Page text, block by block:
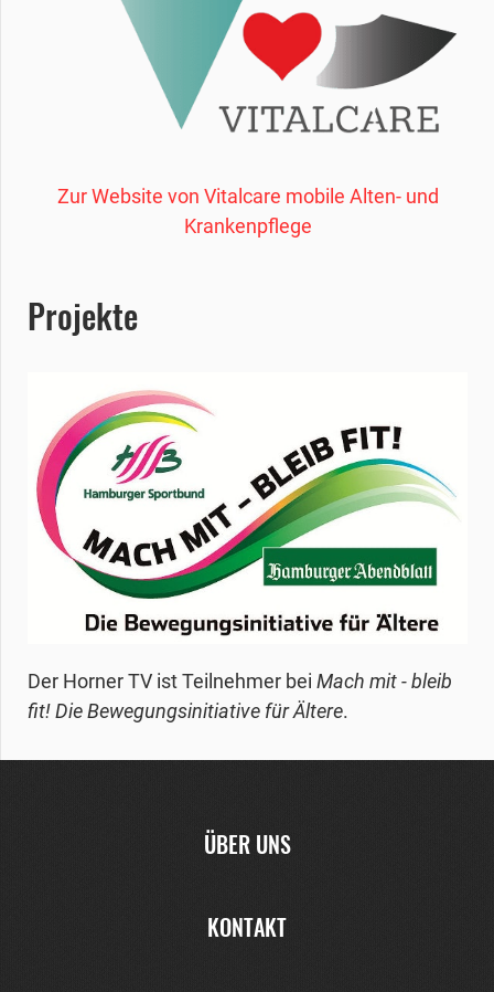
Zur Website von Vitalcare mobile Alten- und
Krankenpflege
Projekte
Der Horner TV ist Teilnehmer bei Mach mit - bleib
fit! Die Bewegungsinitiative für Ältere.
ÜBER UNS
KONTAKT